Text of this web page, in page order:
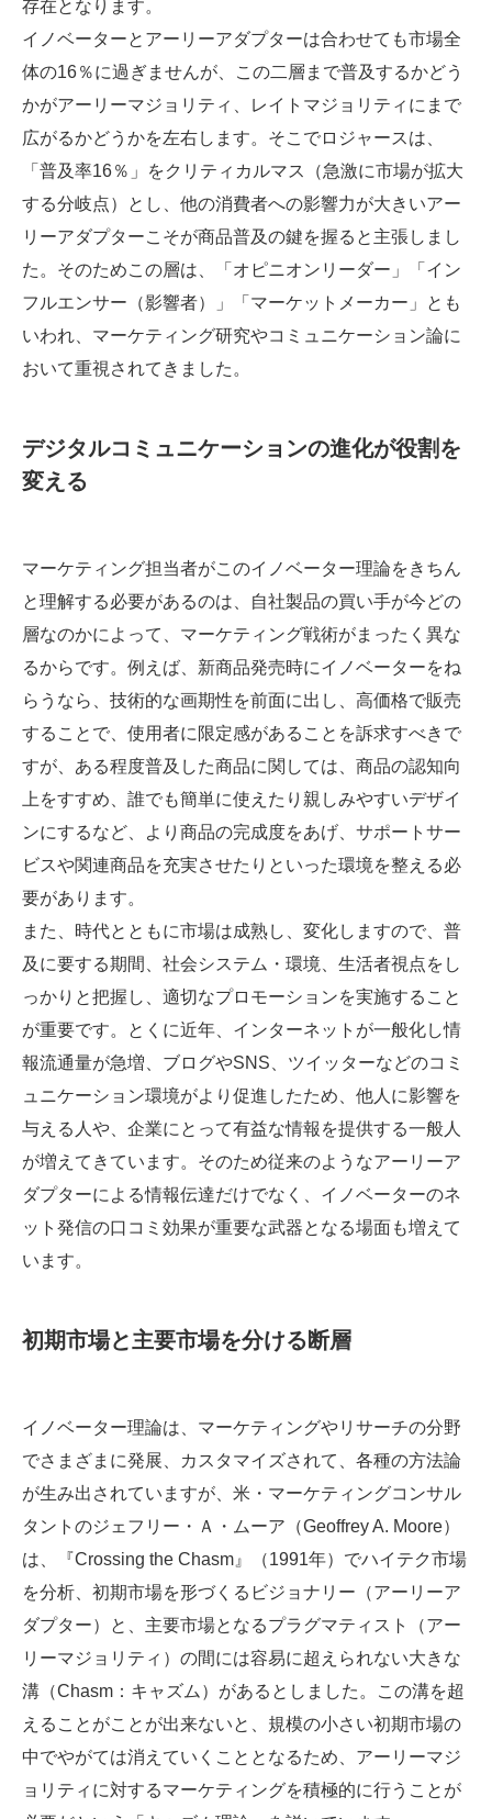
存在となります。
イノベーターとアーリーアダプターは合わせても市場全
体の16％に過ぎませんが、この二層まで普及するかどう
かがアーリーマジョリティ、レイトマジョリティにまで
広がるかどうかを左右します。そこでロジャースは、
「普及率16％」をクリティカルマス（急激に市場が拡大
する分岐点）とし、他の消費者への影響力が大きいアー
リーアダプターこそが商品普及の鍵を握ると主張しまし
た。そのためこの層は、「オピニオンリーダー」「イン
フルエンサー（影響者）」「マーケットメーカー」とも
いわれ、マーケティング研究やコミュニケーション論に
おいて重視されてきました。
デジタルコミュニケーションの進化が役割を
変える
マーケティング担当者がこのイノベーター理論をきちん
と理解する必要があるのは、自社製品の買い手が今どの
層なのかによって、マーケティング戦術がまったく異な
るからです。例えば、新商品発売時にイノベーターをね
らうなら、技術的な画期性を前面に出し、高価格で販売
することで、使用者に限定感があることを訴求すべきで
すが、ある程度普及した商品に関しては、商品の認知向
上をすすめ、誰でも簡単に使えたり親しみやすいデザイ
ンにするなど、より商品の完成度をあげ、サポートサー
ビスや関連商品を充実させたりといった環境を整える必
要があります。
また、時代とともに市場は成熟し、変化しますので、普
及に要する期間、社会システム・環境、生活者視点をし
っかりと把握し、適切なプロモーションを実施すること
が重要です。とくに近年、インターネットが一般化し情
報流通量が急増、ブログやSNS、ツイッターなどのコミ
ュニケーション環境がより促進したため、他人に影響を
与える人や、企業にとって有益な情報を提供する一般人
が増えてきています。そのため従来のようなアーリーア
ダプターによる情報伝達だけでなく、イノベーターのネ
ット発信の口コミ効果が重要な武器となる場面も増えて
います。
初期市場と主要市場を分ける断層
イノベーター理論は、マーケティングやリサーチの分野
でさまざまに発展、カスタマイズされて、各種の方法論
が生み出されていますが、米・マーケティングコンサル
タントのジェフリー・Ａ・ムーア（Geoffrey A. Moore）
は、『Crossing the Chasm』（1991年）でハイテク市場
を分析、初期市場を形づくるビジョナリー（アーリーア
ダプター）と、主要市場となるプラグマティスト（アー
リーマジョリティ）の間には容易に超えられない大きな
溝（Chasm：キャズム）があるとしました。この溝を超
えることがことが出来ないと、規模の小さい初期市場の
中でやがては消えていくこととなるため、アーリーマジ
ョリティに対するマーケティングを積極的に行うことが